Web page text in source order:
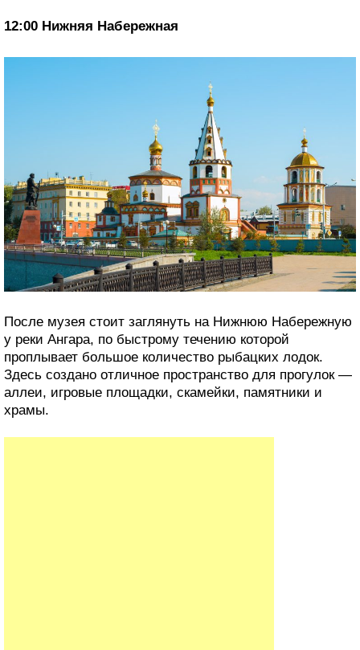
12:00 Нижняя Набережная
После музея стоит заглянуть на Нижнюю Набережную
у реки Ангара, по быстрому течению которой
проплывает большое количество рыбацких лодок.
Здесь создано отличное пространство для прогулок —
аллеи, игровые площадки, скамейки, памятники и
храмы.